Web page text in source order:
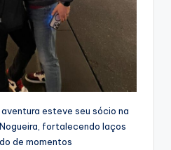
esteve seu sócio na
Nogueira, fortalecendo laços
de momentos